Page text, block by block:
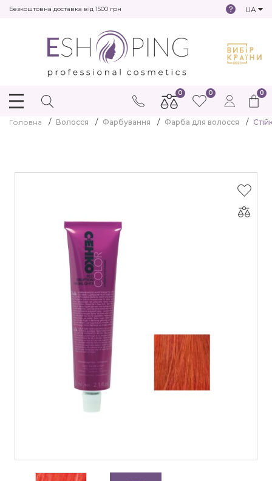
Безкоштовна доставка від 1500 грн UA
0
0 0
Головна Волосся Фарбування Фарба для волосся